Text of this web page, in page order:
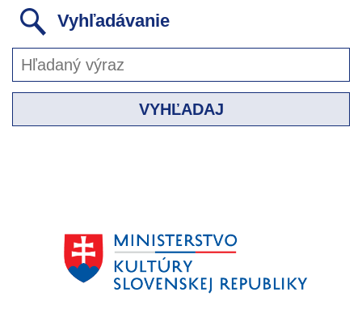
Vyhľadávanie
VYHĽADAJ